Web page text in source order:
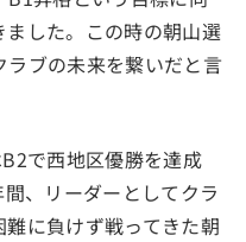
した。この時の朝山選
ブの未来を繋いだと言
で西地区優勝を達成
、リーダーとしてクラ
に負けず戦ってきた朝